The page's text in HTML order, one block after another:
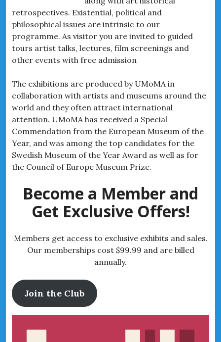
retrospectives. Existential, political and
philosophical issues are intrinsic to our
programme. As visitor you are invited to guided
tours artist talks, lectures, film screenings and
other events with free admission
The exhibitions are produced by UMoMA in
collaboration with artists and museums around the
world and they often attract international
attention. UMoMA has received a Special
Commendation from the European Museum of the
Year, and was among the top candidates for the
Swedish Museum of the Year Award as well as for
the Council of Europe Museum Prize.
Become a Member and
Get Exclusive Offers!
Members get access to exclusive exhibits and sales.
Our memberships cost $99.99 and are billed
annually.
Join the Club